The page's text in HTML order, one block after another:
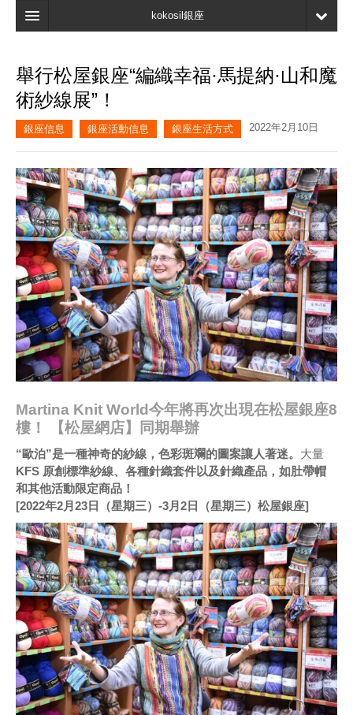
kokosil銀座
搜索
最新信息
我的頁面
書簽
舉行松屋銀座“編織幸福·馬提納·山和魔
術紗線展”！
銀座信息 銀座活動信息 銀座生活方式 2022年2月10日
Martina Knit World今年將再次出現在松屋銀座8
樓！ 【松屋網店】同期舉辦
“歐泊”是一種神奇的紗線，色彩斑斕的圖案讓人著迷。 大量
KFS 原創標準紗線、各種針織套件以及針織產品，如肚帶帽
和其他活動限定商品！
[2022年2月23日（星期三）-3月2日（星期三）松屋銀座]